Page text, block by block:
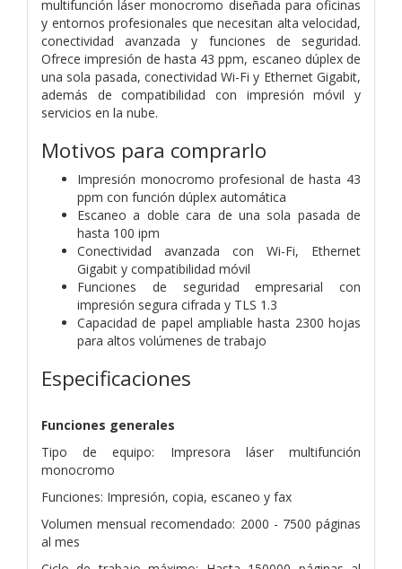
multifunción láser monocromo diseñada para oficinas
y entornos profesionales que necesitan alta velocidad,
conectividad avanzada y funciones de seguridad.
Ofrece impresión de hasta 43 ppm, escaneo dúplex de
una sola pasada, conectividad Wi-Fi y Ethernet Gigabit,
además de compatibilidad con impresión móvil y
servicios en la nube.
Motivos para comprarlo
Impresión monocromo profesional de hasta 43
ppm con función dúplex automática
Escaneo a doble cara de una sola pasada de
hasta 100 ipm
Conectividad avanzada con Wi-Fi, Ethernet
Gigabit y compatibilidad móvil
Funciones de seguridad empresarial con
impresión segura cifrada y TLS 1.3
Capacidad de papel ampliable hasta 2300 hojas
para altos volúmenes de trabajo
Especificaciones
Funciones generales
Tipo de equipo: Impresora láser multifunción
monocromo
Funciones: Impresión, copia, escaneo y fax
Volumen mensual recomendado: 2000 - 7500 páginas
al mes